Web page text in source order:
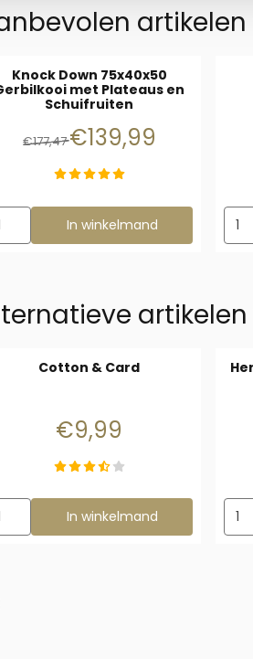
Knock Down 75x40x50
met Plateaus en
Schuifruiten
Van 177,47 voor 139,99
€177,47€139,99
kiezen voor Knock Down
In winkelmand
Cotton & Card
Prijs: 9,99
€9,99
kiezen voor Cotton &amp; Card
In winkelmand